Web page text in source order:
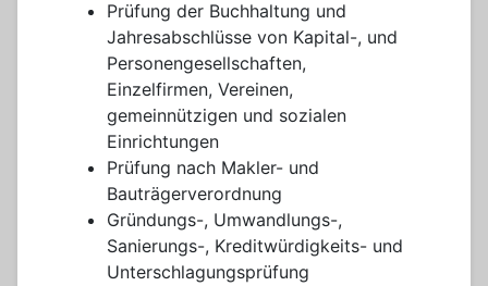
Prüfung der Buchhaltung und
Jahresabschlüsse von Kapital-, und
Personengesellschaften,
Einzelfirmen, Vereinen,
gemeinnützigen und sozialen
Einrichtungen
Prüfung nach Makler- und
Bauträgerverordnung
Gründungs-, Umwandlungs-,
Sanierungs-, Kreditwürdigkeits- und
Unterschlagungsprüfung